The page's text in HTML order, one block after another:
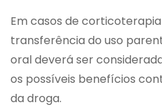
Em casos de
transferência do uso
oral deverá ser
os possíveis benefícios
da droga.